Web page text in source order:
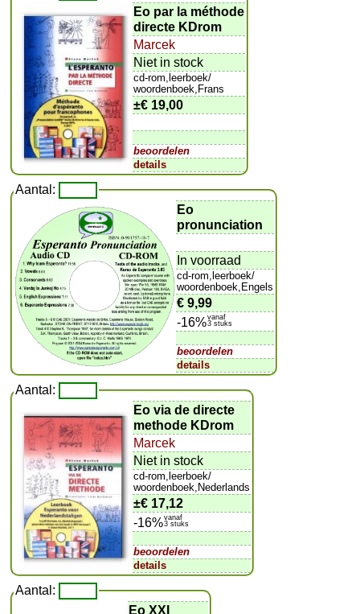
Eo par la méthode
directe KDrom
Marcek
Niet in stock
cd-rom,leerboek/
woordenboek,Frans
±€ 19,00
beoordelen
details
Aantal:
Eo
pronunciation
In voorraad
cd-rom,leerboek/
woordenboek,Engels
€ 9,99
-16%vanaf
3 stuks
beoordelen
details
Aantal:
Eo via de directe
methode KDrom
Marcek
Niet in stock
cd-rom,leerboek/
woordenboek,Nederlands
±€ 17,12
-16%vanaf
3 stuks
beoordelen
details
Aantal:
Eo XXI